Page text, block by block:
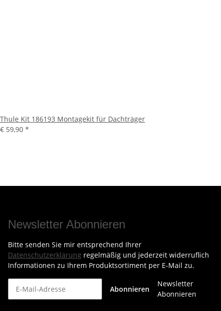
Thule Kit 186193 Montagekit für Dachträger
€ 59,90 *
Newsletter Abonnieren
Bitte senden Sie mir entsprechend Ihrer
Datenschutzerklärung regelmäßig und jederzeit widerruflich
Informationen zu Ihrem Produktsortiment per E-Mail zu.
Abonnieren
Newsletter
Abonnieren